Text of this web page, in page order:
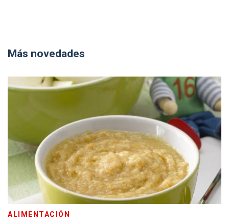
Más novedades
ALIMENTACIÓN